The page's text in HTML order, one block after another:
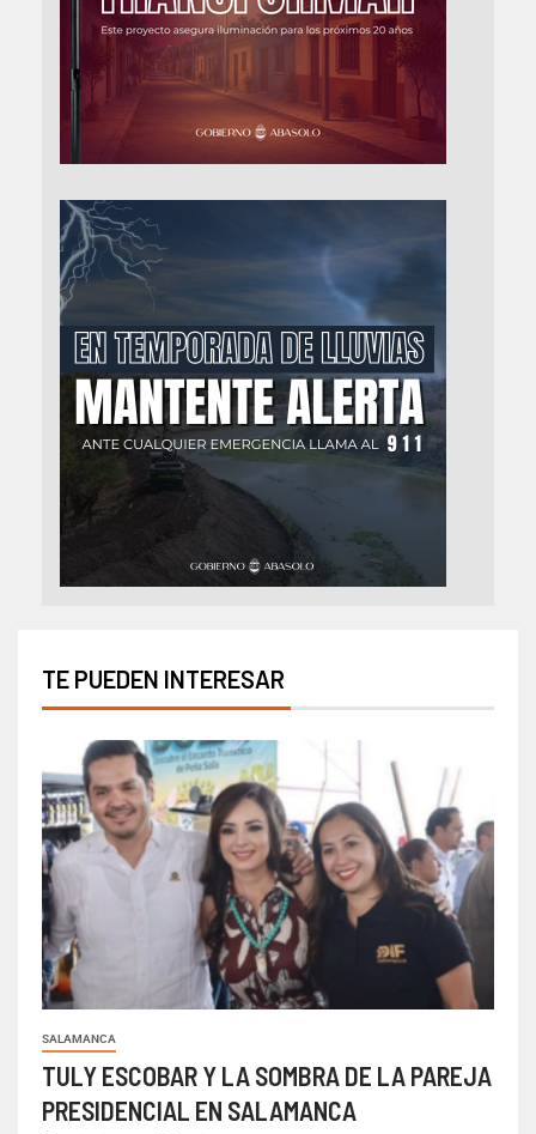
TE PUEDEN INTERESAR
SALAMANCA
TULY ESCOBAR Y LA SOMBRA DE LA PAREJA
PRESIDENCIAL EN SALAMANCA